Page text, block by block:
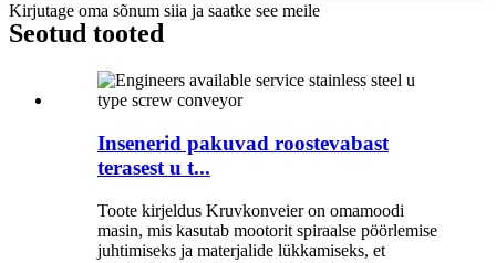
Kirjutage oma sõnum siia ja saatke see meile
Seotud tooted
Insenerid pakuvad roostevabast
terasest u t...
Toote kirjeldus Kruvkonveier on omamoodi
masin, mis kasutab mootorit spiraalse pöörlemise
juhtimiseks ja materjalide lükkamiseks, et